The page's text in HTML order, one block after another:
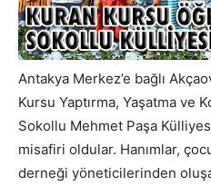
Antakya Merkez’e bağlı
Kursu Yaptırma, Yaşatma ve
Sokollu Mehmet Paşa
misafiri oldular. Hanımlar,
derneği yöneticilerinden